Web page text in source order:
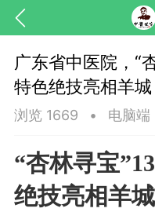
，华夏中医人：家门口
广东省中医院，“
特色绝技亮相羊城
浏览 1669 • 电脑端
“杏林寻宝
绝技亮相羊城